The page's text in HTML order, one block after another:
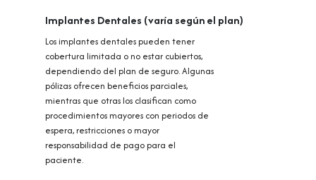
Implantes Dentales (varía según el plan)
Los implantes dentales pueden tener
cobertura limitada o no estar cubiertos,
dependiendo del plan de seguro. Algunas
pólizas ofrecen beneficios parciales,
mientras que otras los clasifican como
procedimientos mayores con periodos de
espera, restricciones o mayor
responsabilidad de pago para el
paciente.